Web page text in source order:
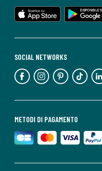
METODI DI PAGAMENTO
SOCIAL NETWORKS